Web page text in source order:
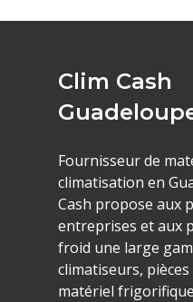
Clim Cash
Fournisseur de
climatisation en
Cash propose aux
entreprises et aux
froid une large
climatiseurs, pièces
matériel